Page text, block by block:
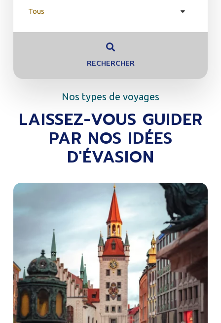
RECHERCHER
Nos types de voyages
LAISSEZ-VOUS GUIDER
PAR NOS IDÉES
D'ÉVASION